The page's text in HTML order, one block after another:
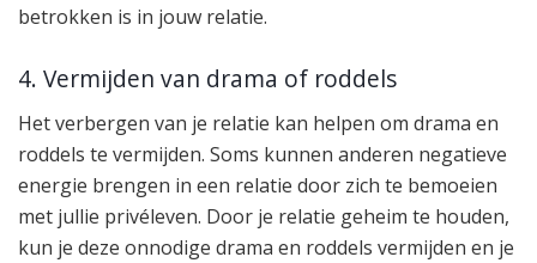
betrokken is in jouw relatie.
4. Vermijden van drama of roddels
Het verbergen van je relatie kan helpen om drama en
roddels te vermijden. Soms kunnen anderen negatieve
energie brengen in een relatie door zich te bemoeien
met jullie privéleven. Door je relatie geheim te houden,
kun je deze onnodige drama en roddels vermijden en je